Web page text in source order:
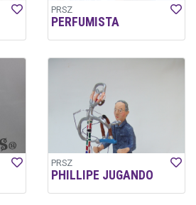
PRSZ
PERFUMISTA
PRSZ
PHILLIPE JUGANDO